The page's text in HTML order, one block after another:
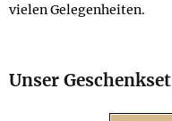
vielen Gelegenheiten.
Unser Geschenkset